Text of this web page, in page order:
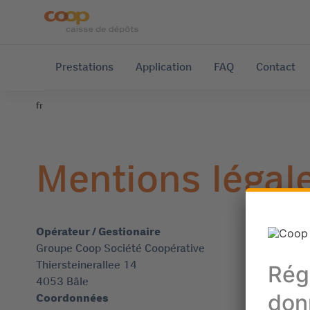
Prestations Application FAQ Contact
fr
Mentions
Opérateur / Gestionaire
Groupe Coop Société Coopérative
Thiersteinerallee 14
4053 Bâle
Coordonnées